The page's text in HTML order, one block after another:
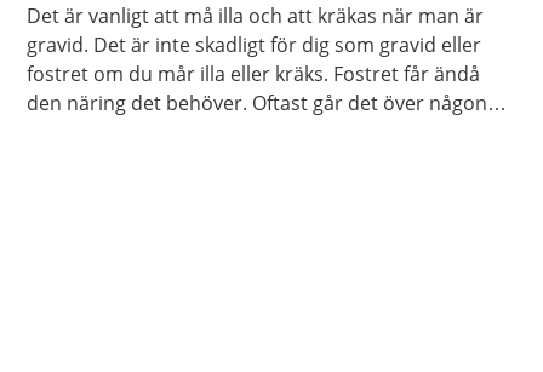
Det är vanligt att må illa och att kräkas när man är
gravid. Det är inte skadligt för dig som gravid eller
fostret om du mår illa eller kräks. Fostret får ändå
den näring det behöver. Oftast går det över någon